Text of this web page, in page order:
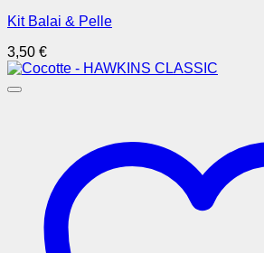
Kit Balai & Pelle
3,50 €